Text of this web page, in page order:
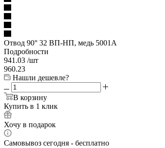
Отвод 90° 32 ВП-НП, медь 5001A
Подробности
941.03 /шт
960.23
Нашли дешевле?
В корзину
Купить в 1 клик
Хочу в подарок
Самовывоз сегодня - бесплатно